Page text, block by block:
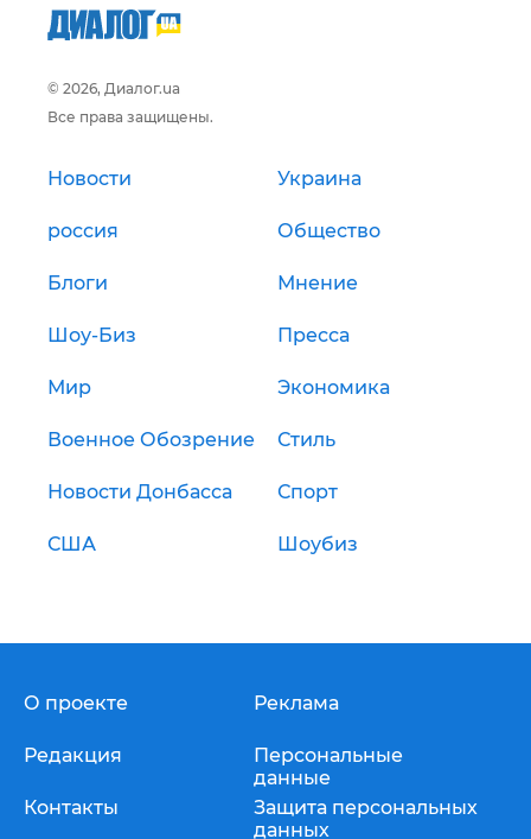
© 2026, Диалог.ua
Все права защищены.
Новости Украина
россия Общество
Блоги Мнение
Шоу-Биз Пресса
Мир Экономика
Военное Обозрение Стиль
Новости Донбасса Спорт
США Шоубиз
О проекте
Редакция
Контакты
Реклама
Персональные
данные
Защита персональных
данных